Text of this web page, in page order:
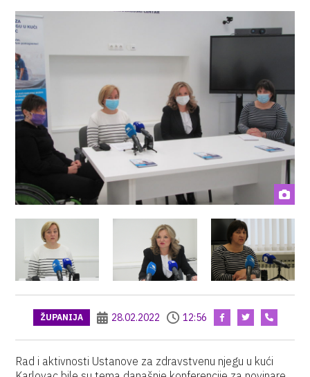
ŽUPANIJA 28.02.2022 12:56
Rad i aktivnosti Ustanove za zdravstvenu njegu u kući